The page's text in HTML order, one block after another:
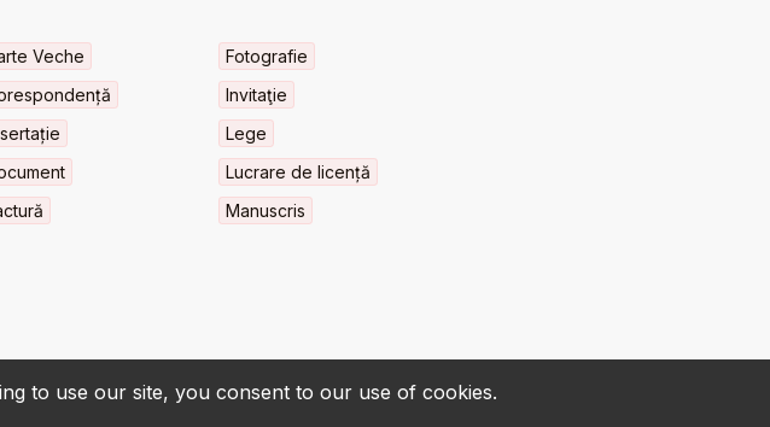
to use our site, you consent to our use of cookies.
Veche
Fotografie
Invitaţie
Lege
Lucrare de licență
Manuscris